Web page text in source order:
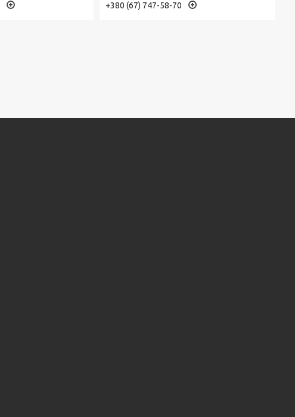
+380 (67) 747-58-70